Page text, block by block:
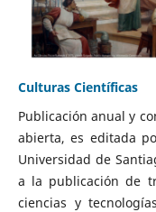
Culturas Científicas
Publicación anual y
abierta, es editada
Universidad de
a la publicación de
ciencias y